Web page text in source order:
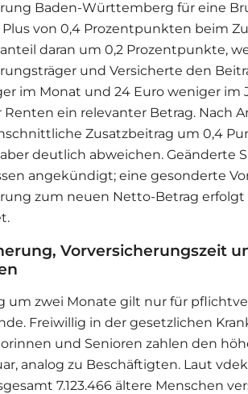
Baden-Württemberg für eine
Plus von 0,4 Prozentpunkten beim
daran um 0,2 Prozentpunkte,
und Versicherte den
im Monat und 24 Euro weniger im
Renten ein relevanter Betrag. Nach
Zusatzbeitrag um 0,4
deutlich abweichen. Geänderte
angekündigt; eine gesonderte
zum neuen Netto-Betrag erfolgt
Vorversicherungszeit
um zwei Monate gilt nur für
Freiwillig in der gesetzlichen
und Senioren zahlen den
analog zu Beschäftigten. Laut
7.123.466 ältere Menschen